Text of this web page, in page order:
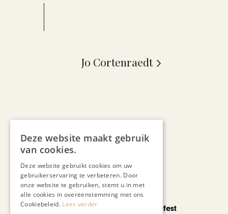
Jo Cortenraedt
Recent nieuws
CHAPEAU TV
Noorbeek Foodfest
Deze website maakt gebruik
van cookies.
Deze website gebruikt cookies om uw
gebruikerservaring te verbeteren. Door
onze website te gebruiken, stemt u in met
alle cookies in overeenstemming met ons
Cookiebeleid. Lees verder